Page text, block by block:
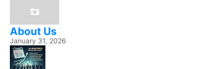
About Us
January 31, 2026